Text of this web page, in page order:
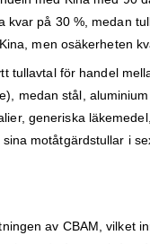
på 30 %, medan
men osäkerheten
tullavtal för handel
medan stål,
generiska
motåtgärdstullar i
av CBAM, vilket